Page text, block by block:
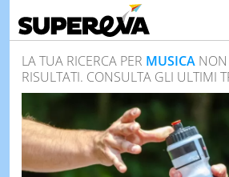
LA TUA RICERCA PER MUSICANON
RISULTATI. CONSULTA GLI ULTIMI